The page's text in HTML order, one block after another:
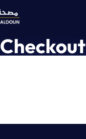
Checkout